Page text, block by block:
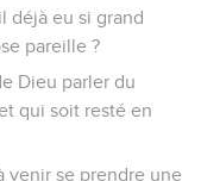
déjà eu si grand
pareille ?
Dieu parler du
qui soit resté en
venir se prendre une